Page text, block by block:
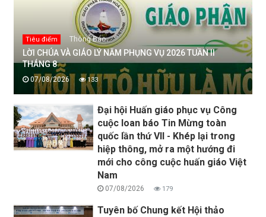
Tiêu điểm Thông Báo
LỜI CHÚA VÀ GIÁO LÝ NĂM PHỤNG VỤ 2026 TUẦN II
THÁNG 8
07/08/2026 133
Đại hội Huấn giáo phục vụ Công
cuộc loan báo Tin Mừng toàn
quốc lần thứ VII - Khép lại trong
hiệp thông, mở ra một hướng đi
mới cho công cuộc huấn giáo Việt
Nam
07/08/2026 179
Tuyên bố Chung kết Hội thảo